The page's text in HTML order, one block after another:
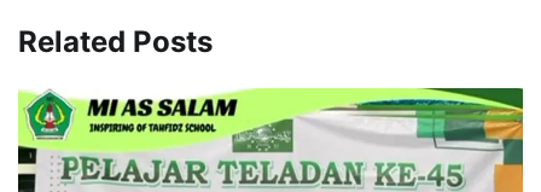
Related Posts